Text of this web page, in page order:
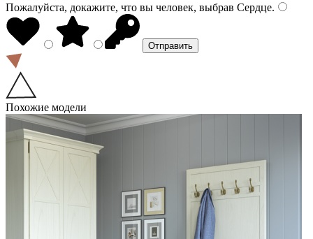
Пожалуйста, докажите, что вы человек, выбрав Сердце.
Похожие модели